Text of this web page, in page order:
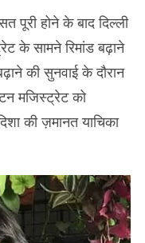
पूरी होने के बाद दिल्ली
के सामने रिमांड बढ़ाने
की सुनवाई के दौरान
मजिस्ट्रेट को
की ज़मानत याचिका